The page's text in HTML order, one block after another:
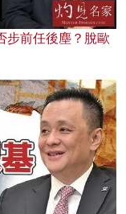
步前任後塵？脫歐